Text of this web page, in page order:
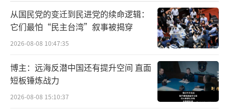
从国民党的变迁到民进党的续命逻辑：
它们最怕“民主台湾”叙事被揭穿
2026-08-08 10:47:35
博主：远海反潜中国还有提升空间 直面
短板锤炼战力
2026-08-08 15:10:37